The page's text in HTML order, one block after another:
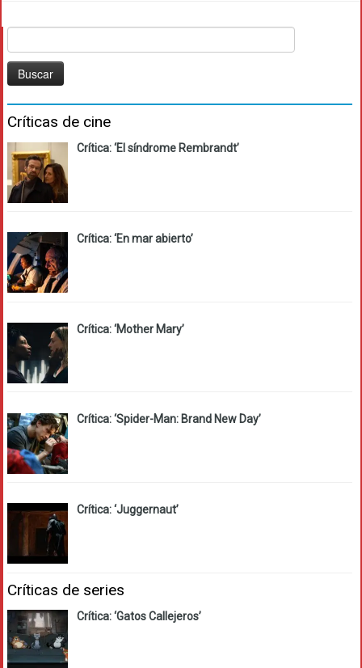
Críticas de cine
Crítica: ‘El síndrome Rembrandt’
Crítica: ‘En mar abierto’
Crítica: ‘Mother Mary’
Crítica: ‘Spider-Man: Brand New Day’
Crítica: ‘Juggernaut’
Críticas de series
Crítica: ‘Gatos Callejeros’